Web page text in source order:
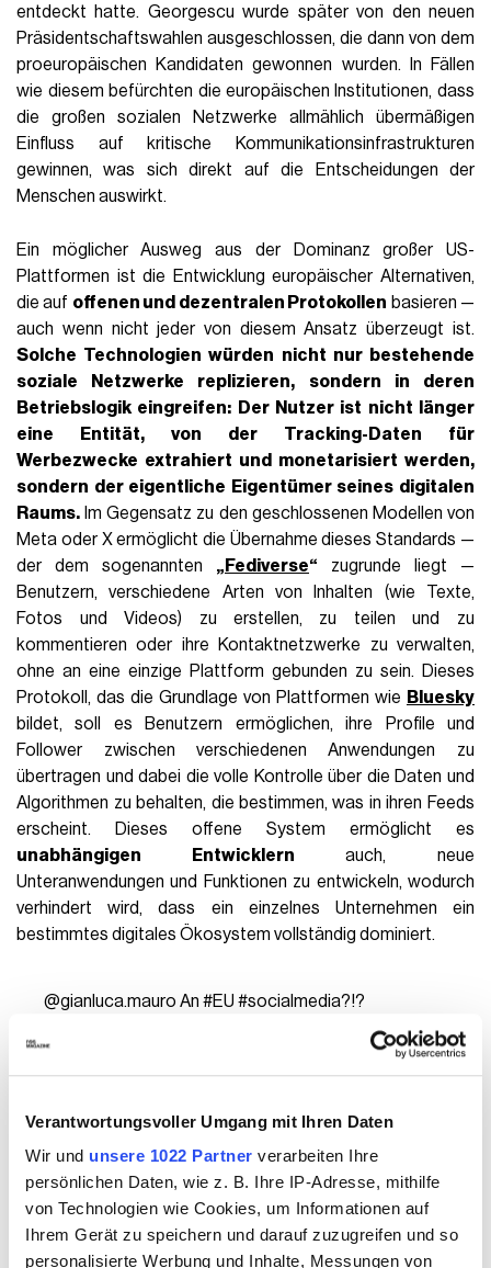
Verantwortungsvoller Umgang mit Ihren Daten
Wir und unsere 1022 Partner verarbeiten Ihre
persönlichen Daten, wie z. B. Ihre IP-Adresse, mithilfe
von Technologien wie Cookies, um Informationen auf
Ihrem Gerät zu speichern und darauf zuzugreifen und so
personalisierte Werbung und Inhalte, Messungen von
entdeckt hatte. Georgescu wurde später von den neuen
Präsidentschaftswahlen ausgeschlossen, die dann von dem
proeuropäischen Kandidaten gewonnen wurden. In Fällen
wie diesem befürchten die europäischen Institutionen, dass
die großen sozialen Netzwerke allmählich übermäßigen
Einfluss auf kritische Kommunikationsinfrastrukturen
gewinnen, was sich direkt auf die Entscheidungen der
Menschen auswirkt.
Ein möglicher Ausweg aus der Dominanz großer US-
Plattformen ist die Entwicklung europäischer Alternativen,
die auf offenen und dezentralen Protokollen basieren —
auch wenn nicht jeder von diesem Ansatz überzeugt ist.
Solche Technologien würden nicht nur bestehende
soziale Netzwerke replizieren, sondern in deren
Betriebslogik eingreifen: Der Nutzer ist nicht länger
eine Entität, von der Tracking-Daten für
Werbezwecke extrahiert und monetarisiert werden,
sondern der eigentliche Eigentümer seines digitalen
Raums. Im Gegensatz zu den geschlossenen Modellen von
Meta oder X ermöglicht die Übernahme dieses Standards —
der dem sogenannten „ Fediverse“ zugrunde liegt —
Benutzern, verschiedene Arten von Inhalten (wie Texte,
Fotos und Videos) zu erstellen, zu teilen und zu
kommentieren oder ihre Kontaktnetzwerke zu verwalten,
ohne an eine einzige Plattform gebunden zu sein. Dieses
Protokoll, das die Grundlage von Plattformen wie Bluesky
bildet, soll es Benutzern ermöglichen, ihre Profile und
Follower zwischen verschiedenen Anwendungen zu
übertragen und dabei die volle Kontrolle über die Daten und
Algorithmen zu behalten, die bestimmen, was in ihren Feeds
erscheint. Dieses offene System ermöglicht es
unabhängigen Entwicklern auch, neue
Unteranwendungen und Funktionen zu entwickeln, wodurch
verhindert wird, dass ein einzelnes Unternehmen ein
bestimmtes digitales Ökosystem vollständig dominiert.
@gianluca.mauro An #EU #socialmedia?!?
#learnontiktok
original sound - Gianluca Mauro
Graysky verwenden dasselbe Protokoll wie BlueSky, um
soziale Umgebungen bereitzustellen, die transparenter sind
und den europäischen Vorschriften in Bezug auf
Datenschutz und Inhaltsmoderation entsprechen.